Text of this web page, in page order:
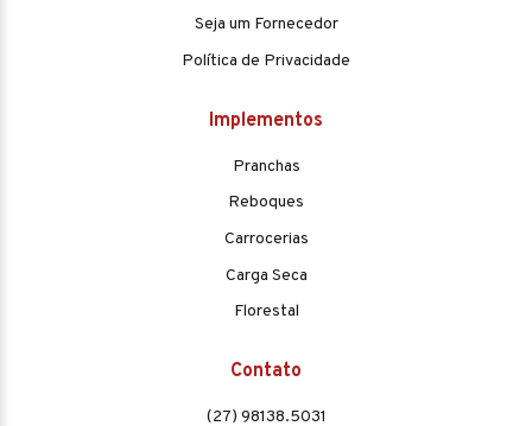
Seja um Fornecedor
Política de Privacidade
Implementos
Pranchas
Reboques
Carrocerias
Carga Seca
Florestal
Contato
(27) 98138.5031